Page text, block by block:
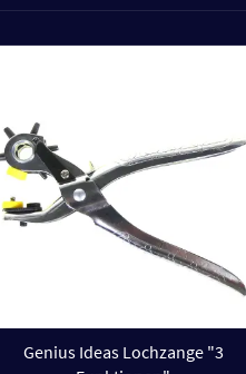
Genius Ideas Lochzange "3